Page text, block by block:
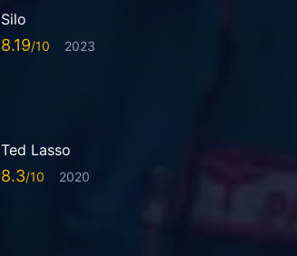
Silo
8.19 2023
Ted Lasso
8.3 2020